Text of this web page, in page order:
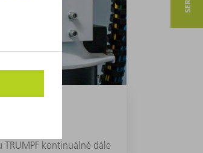
TRUMPF kontinuálně dále